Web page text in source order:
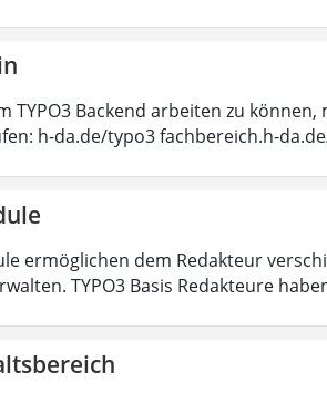
TYPO3 Backend arbeiten zu
h-da.de/typo3 fachbereich.h-
ermöglichen dem Redakteur
TYPO3 Basis Redakteure